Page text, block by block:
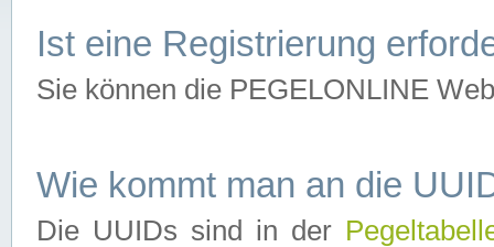
Ist eine Registrierung
Sie können die PEGELONLINE
Wie kommt man an die
Die UUIDs sind in der